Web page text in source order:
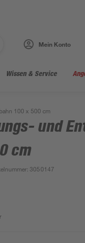
Mein Konto
Wissen & Service
100 x 500 cm
und
cm
:3050147